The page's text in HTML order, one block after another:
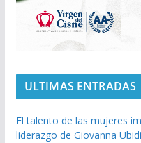
ULTIMAS ENTRADAS
El talento de las mujeres
liderazgo de Giovanna